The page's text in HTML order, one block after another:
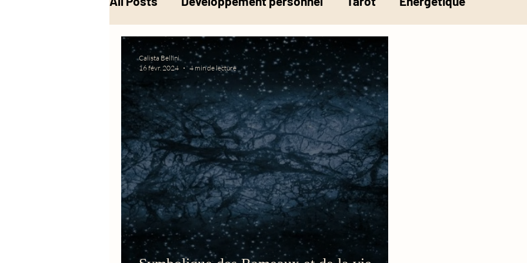
Musique Alchimie la pesée de l'âme
Calista Bellini
16 févr. 2024
4 min de lecture